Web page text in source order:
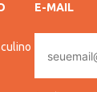
E-MAIL
mail